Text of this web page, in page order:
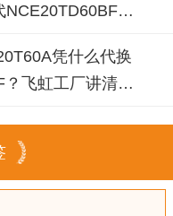
NCE20TD60BF省
凭什么代换
飞虹工厂讲清选